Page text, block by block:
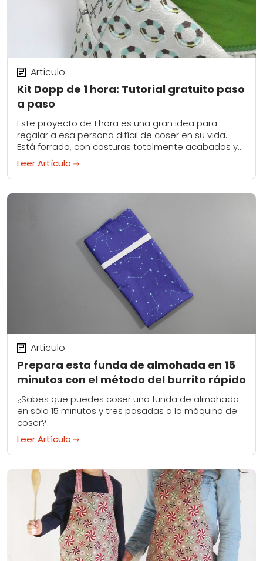
Kit Dopp de 1 hora: Tutorial gratuito paso
a paso
Artículo
Este proyecto de 1 hora es una gran idea para
regalar a esa persona difícil de coser en su vida.
Está forrado, con costuras totalmente acabadas y
asas resistentes en...
Leer Artículo
Prepara esta funda de almohada en 15
minutos con el método del burrito rápido
Artículo
¿Sabes que puedes coser una funda de almohada
en sólo 15 minutos y tres pasadas a la máquina de
coser?
Leer Artículo